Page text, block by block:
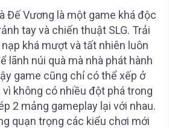
Đế Vương là một game khá độc
tay và chiến thuật SLG. Trải
khá mượt và tất nhiên luôn
lãnh núi quà mà nhà phát hành
game cũng chỉ có thể xếp ở
không có nhiều đột phá trong
2 mảng gameplay lại với nhau.
quạn trọng các kiểu chơi mới